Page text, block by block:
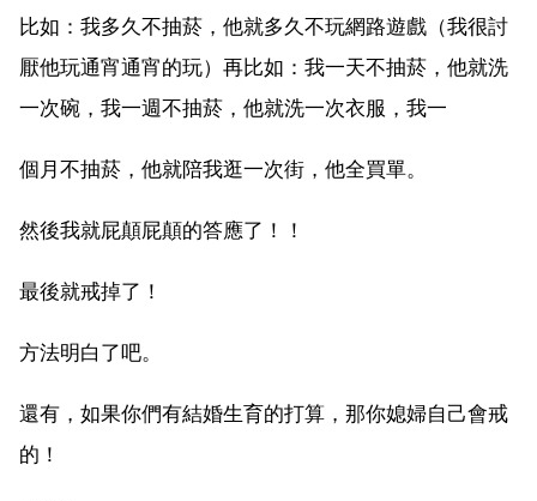
比如：我多久不抽菸，他就多久不玩網路遊戲（我很討
厭他玩通宵通宵的玩）再比如：我一天不抽菸，他就洗
一次碗，我一週不抽菸，他就洗一次衣服，我一
個月不抽菸，他就陪我逛一次街，他全買單。
然後我就屁顛屁顛的答應了！！
最後就戒掉了！
方法明白了吧。
還有，如果你們有結婚生育的打算，那你媳婦自己會戒
的！